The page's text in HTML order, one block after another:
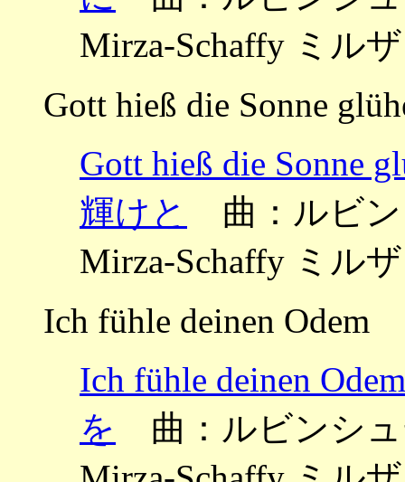
Mirza-Schaffy ミル
Gott hieß die Sonne
Gott hieß die
輝けと
曲：ルビン
Mirza-Schaffy ミル
Ich fühle deinen Odem
Ich fühle deinen
を
曲：ルビンシュ